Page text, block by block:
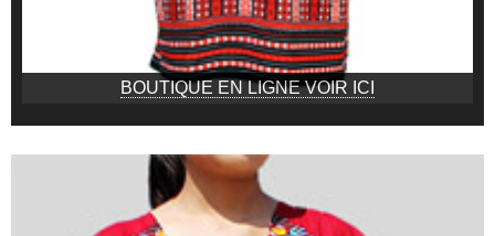
BOUTIQUE EN LIGNE VOIR ICI